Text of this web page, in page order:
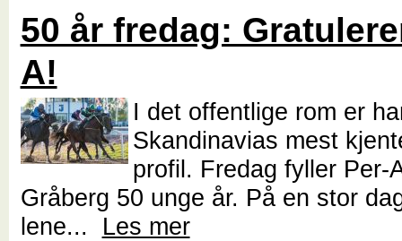
50 år fredag:
A!
I det offentlige rom er
Skandinavias mest
profil. Fredag fyller Per-
Gråberg 50 unge år. På en stor
lene... Les mer